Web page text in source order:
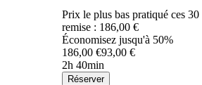
Prix le plus bas pratiqué ces
remise : 186,00 €
Économisez jusqu'à 50%
186,00 €93,00 €
2h 40min
Réserver